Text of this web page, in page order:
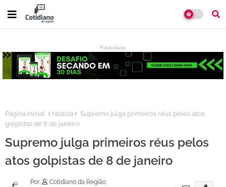
Publicidade:
:
Página inicial Notícia
Supremo julga primeiros réus pelos atos
golpistas de 8 de janeiro
Supremo julga primeiros réus pelos
atos golpistas de 8 de janeiro
Por:
Cotidiano da Região